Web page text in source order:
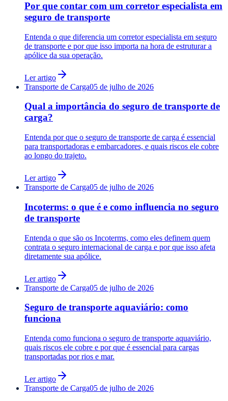
Por que contar com um corretor especialista em
seguro de transporte
Entenda o que diferencia um corretor especialista em seguro
de transporte e por que isso importa na hora de estruturar a
apólice da sua operação.
Ler artigo
Transporte de Carga05 de julho de 2026
Qual a importância do seguro de transporte de
carga?
Entenda por que o seguro de transporte de carga é essencial
para transportadoras e embarcadores, e quais riscos ele cobre
ao longo do trajeto.
Ler artigo
Transporte de Carga05 de julho de 2026
Incoterms: o que é e como influencia no seguro
de transporte
Entenda o que são os Incoterms, como eles definem quem
contrata o seguro internacional de carga e por que isso afeta
diretamente sua apólice.
Ler artigo
Transporte de Carga05 de julho de 2026
Seguro de transporte aquaviário: como
funciona
Entenda como funciona o seguro de transporte aquaviário,
quais riscos ele cobre e por que é essencial para cargas
transportadas por rios e mar.
Ler artigo
Transporte de Carga05 de julho de 2026